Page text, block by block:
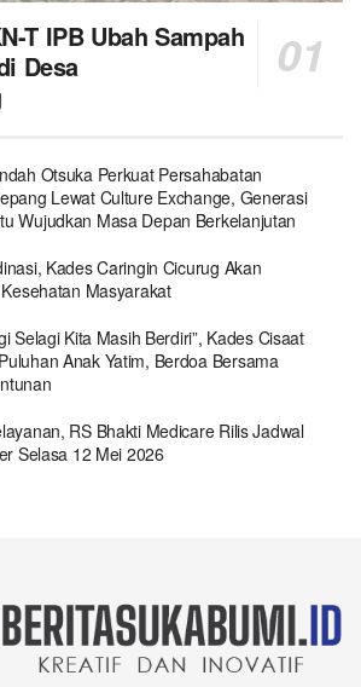
T IPB Ubah Sampah
Desa
Otsuka Perkuat Persahabatan
Lewat Culture Exchange, Generasi
Wujudkan Masa Depan Berkelanjutan
Kades Caringin Cicurug Akan
Masyarakat
Selagi Kita Masih Berdiri”, Kades Cisaat
Anak Yatim, Berdoa Bersama
RS Bhakti Medicare Rilis Jadwal
Selasa 12 Mei 2026